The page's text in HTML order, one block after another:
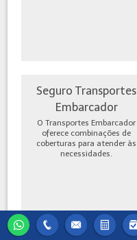
Seguro Transportes
Embarcador
O Transportes Embarcador
oferece combinações de
coberturas para atender às
necessidades.